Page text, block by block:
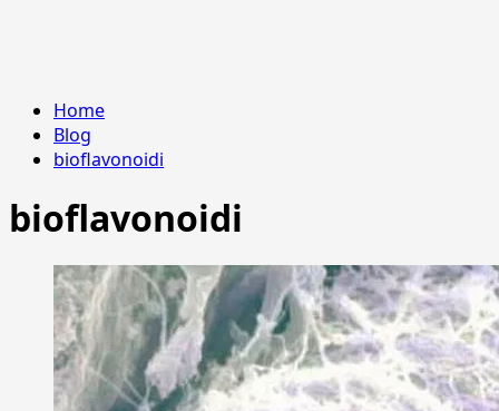
Home
Blog
bioflavonoidi
bioflavonoidi